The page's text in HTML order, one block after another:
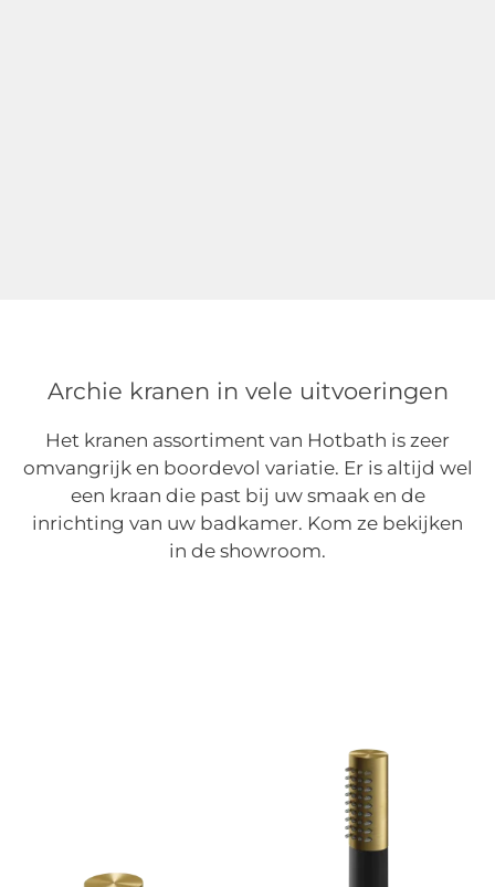
Archie kranen in vele uitvoeringen
Het kranen assortiment van Hotbath is zeer
omvangrijk en boordevol variatie. Er is altijd wel
een kraan die past bij uw smaak en de
inrichting van uw badkamer. Kom ze bekijken
in de showroom.